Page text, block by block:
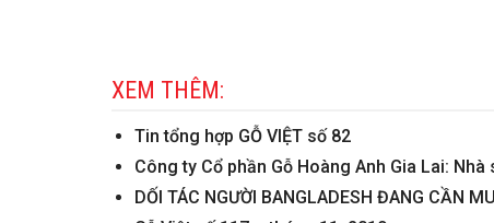
XEM THÊM:
Tin tổng hợp GỖ VIỆT số 82
Công ty Cổ phần Gỗ Hoàng Anh Gia Lai:
DỐI TÁC NGƯỜI BANGLADESH ĐANG CẦN